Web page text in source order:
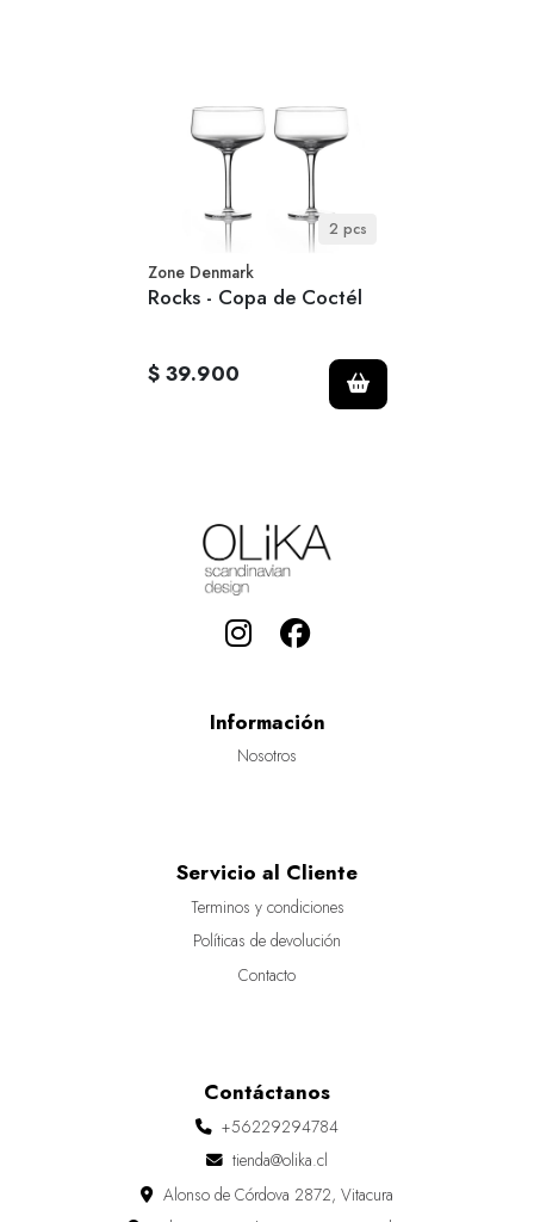
2 pcs
Zone Denmark
Rocks - Copa de Coctél
$ 39.900
Información
Nosotros
Servicio al Cliente
Terminos y condiciones
Políticas de devolución
Contacto
Contáctanos
+56229294784
tienda@olika.cl
Alonso de Córdova 2872, Vitacura